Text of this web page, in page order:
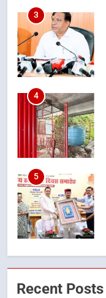
4
5
6
7
Recent Posts